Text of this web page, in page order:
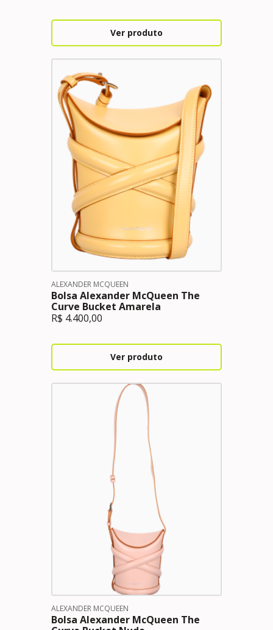
Ver produto
ALEXANDER MCQUEEN
Bolsa Alexander McQueen The
Curve Bucket Amarela
R$ 4.400,00
Ver produto
ALEXANDER MCQUEEN
Bolsa Alexander McQueen The